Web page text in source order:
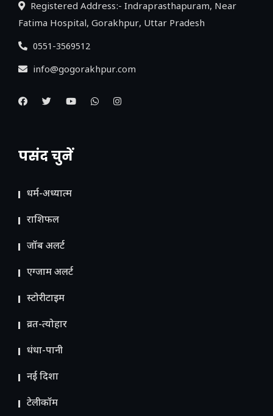
Registered Address:- Indraprasthapuram, Near
Fatima Hospital, Gorakhpur, Uttar Pradesh
0551-3569512
info@gogorakhpur.com
पसंद चुनें
धर्म-अध्यात्म
राशिफल
जॉब अलर्ट
एग्जाम अलर्ट
स्टोरीटाइम
व्रत-त्योहार
धंधा-पानी
नई दिशा
टेलीकॉम